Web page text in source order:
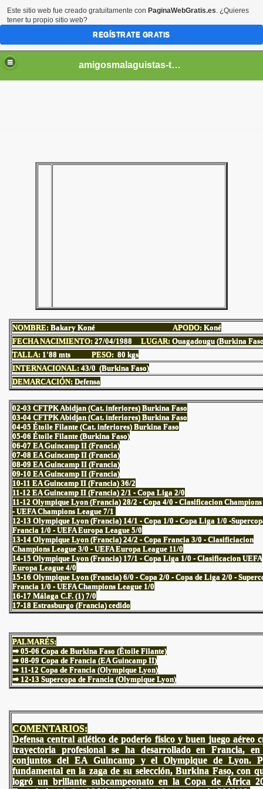
amigosmalaguistas-temporadas
NOMBRE: Bakary Koné APODO: Koné
FECHA NACIMIENTO: 27/04/1988 LUGAR: Ouagadougu (Burkina
TALLA: 1'88 mts PESO: 80 kgs
INTERNACIONAL: 43/0 (Burkina Faso)
DEMARCACIÓN: Defensa
02-03 CFTPK Abidjan (Cat. inferiores) Burkina Faso
03-04 CFTPK Abidjan (Cat. inferiores) Burkina Faso
04-05 Étoile Filante (Cat. inferiores) Burkina Faso
05-06 Étoile Filante (Burkina Faso)
06-07 EA Guincamp II (Francia)
07-08 EA Guincamp II (Francia)
08-09 EA Guincamp II (Francia)
09-10 EA Guincamp II (Francia)
10-11 EA Guincamp II (Francia) 36/2
11-12 EA Guincamp II (Francia) 2/1 - Copa Liga 2/0
11-12 Olympique Lyon (Francia) 28/2 - Copa 4/0 - Clasificacion
- UEFA Champions League 7/1
12-13 Olympique Lyon (Francia) 14/1 - Copa 1/0 - Copa Liga 1/0 -
Francia 1/0 - UEFA Europa League 5/0
13-14 Olympique Lyon (Francia) 24/2 - Copa Francia 3/0 - Clasificiacion
Champions League 3/0 - UEFA Europa League 11/0
14-15 Olympique Lyon (Francia) 17/1 - Copa Liga 1/0 - Clasificacion UEFA
Europa League 4/0
15-16 Olympique Lyon (Francia) 6/0 - Copa 2/0 - Copa de Liga 2/0 -
Francia 1/0 - UEFA Champions League 1/0
16-17 Málaga C.F. (1) 7/0
17-18 Estrasburgo (Francia) cedido
PALMARÉS:
⇒ 05-06 Copa de Burkina Faso (Ëtoile Filante)
⇒ 08-09 Copa de Francia (EA Guincamp II)
⇒ 11-12 Copa de Francia (Olympique Lyon)
⇒ 12-13 Supercopa de Francia (Olympique Lyon)
COMENTARIOS:
Defensa central atlético de poderío físico y buen juego aéreo
trayectoria profesional se ha desarrollado en Francia, en
conjuntos del EA Guincamp y el Olympique de Lyon.
fundamental en la zaga de su selección, Burkina Faso, con
logró un brillante subcampeonato en la Copa de África
Este sitio web fue creado gratuitamente con PaginaWebGratis.es. ¿Quieres
tener tu propio sitio web?
REGÍSTRATE GRATIS